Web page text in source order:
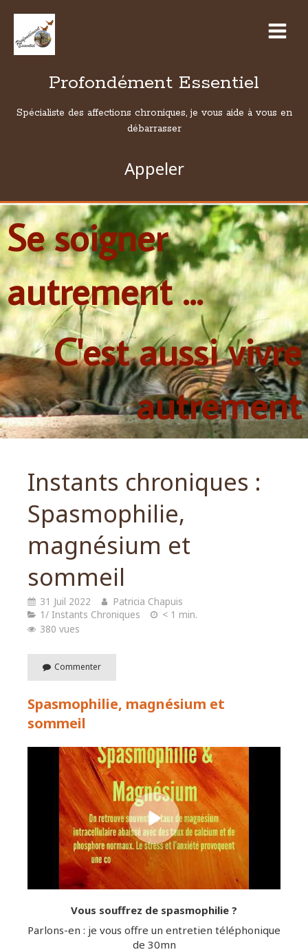
Profondément Essentiel
Spécialiste des affections chroniques, je vous aide à vous en
débarrasser
Appeler
Se soigner
autrement ...
C'est aussi vivre
autrement
Instants chroniques :
Spasmophilie,
magnésium et
sommeil
31 Juil 2022
Patricia Chapuis
1/ Instants Chroniques
< 1 min.
380 vues
Commenter
Spasmophilie, magnésium et
sommeil
Vous souffrez de spasmophilie ?
Parlons-en : je vous offre un entretien téléphonique
de 30mn